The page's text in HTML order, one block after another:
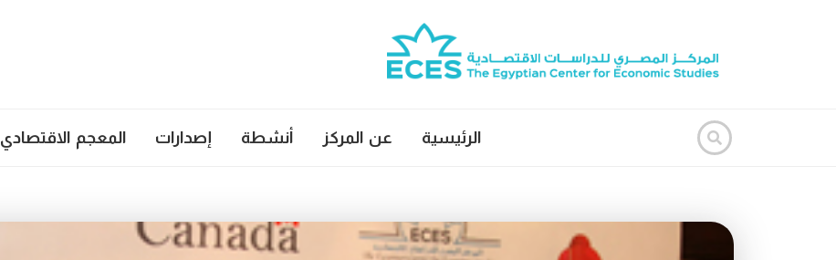
الرئيسية عن المركز أنشطة إصدارات المعجم الاقتصادي